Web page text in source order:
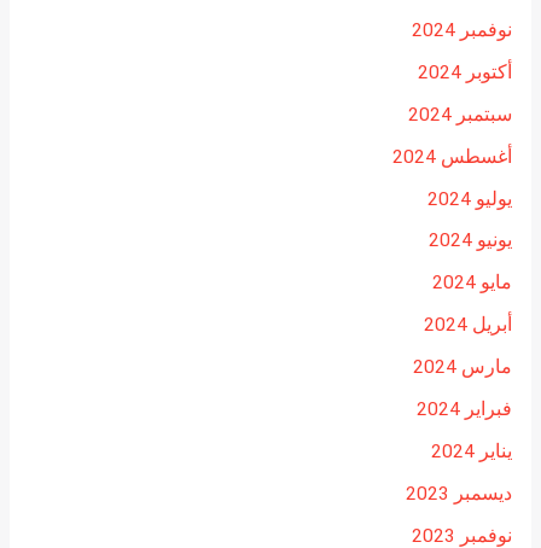
نوفمبر 2024
أكتوبر 2024
سبتمبر 2024
أغسطس 2024
يوليو 2024
يونيو 2024
مايو 2024
أبريل 2024
مارس 2024
فبراير 2024
يناير 2024
ديسمبر 2023
نوفمبر 2023